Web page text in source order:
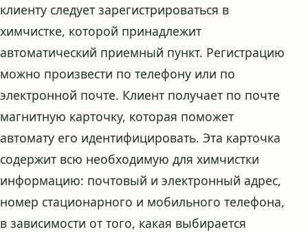
клиенту следует зарегистрироваться в
химчистке, которой принадлежит
автоматический приемный пункт. Регистрацию
можно произвести по телефону или по
электронной почте. Клиент получает по почте
магнитную карточку, которая поможет
автомату его идентифицировать. Эта карточка
содержит всю необходимую для химчистки
информацию: почтовый и электронный адрес,
номер стационарного и мобильного телефона,
в зависимости от того, какая выбирается